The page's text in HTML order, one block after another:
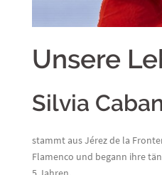
Unsere
Silvia
stammt aus Jérez de la
Flamenco und begann ihre